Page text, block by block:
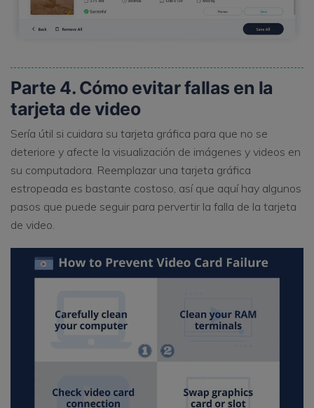
Parte 4. Cómo evitar fallas en la
tarjeta de video
Sería útil si cuidara su tarjeta gráfica para que no se
deteriore y afecte la visualización de imágenes y videos en
su computadora. Reemplazar una tarjeta gráfica
estropeada es bastante costoso, así que aquí hay algunos
pasos que puede seguir para pervertir la falla de la tarjeta
de video.